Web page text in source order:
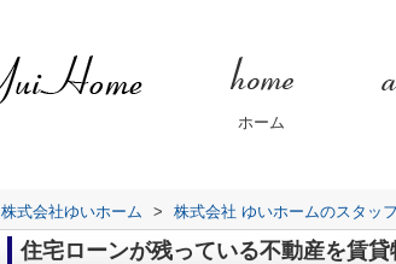
ホーム
株式会社ゆいホーム > 株式会社 ゆいホームのスタッ
住宅ローンが残っている不動産を賃貸